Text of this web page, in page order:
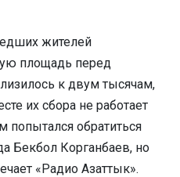
жителей
площадь перед
к двум тысячам,
их сбора не работает
попытался обратиться
Бекбол Корганбаев, но
«Радио Азаттык».